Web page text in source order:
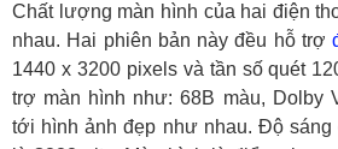
Chất lượng màn hình của hai điện
nhau. Hai phiên bản này đều hỗ trợ
1440 x 3200 pixels và tần số quét
trợ màn hình như: 68B màu, Dolby
tới hình ảnh đẹp như nhau. Độ sáng